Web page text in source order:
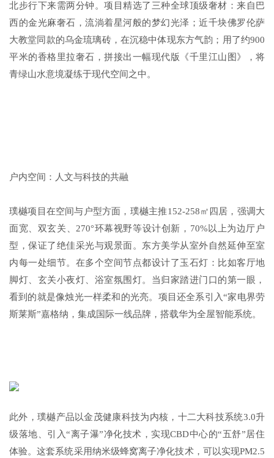
北步行下来需两分钟。项目精选了三种全球顶级奢材：来自巴
西的金光麻奢石，流淌着星河般的梦幻光泽；近千块佛罗伦萨
大教堂同款的乌金琉璃砖，在沉稳中体现东方气韵；用了约900
平米的香格里拉奢石，拼接出一幅现代版《千里江山图》，将
青绿山水意境凝练于现代空间之中。
户内空间：人文与科技的共融
璞樾项目在空间与户型方面，璞樾主推152-258㎡四居，强调大
面宽、双玄关、270°环幕视野等设计创新，70%以上为边厅户
型，保证了绝佳采光与观景面。东方美学从室外自然延伸至室
内每一处细节。在多个空间节点都设计了玉石灯：比如客厅地
脚灯、玄关小夜灯、浴室氛围灯。当归家踏进门口的第一眼，
看到的就是像烛光一样柔和的光亮。项目还全系引入“家电界劳
斯莱斯”嘉格纳，集成国际一线品牌，搭载华为全屋智能系统。
此外，璞樾产品以金茂健康科技为内核，十二大科技系统3.0升
级落地、引入“离子瀑”净化技术，实现CBD中心的“五舒”居住
体验。这套系统采用纳米级蜂窝离子净化技术，可以实现PM2.5